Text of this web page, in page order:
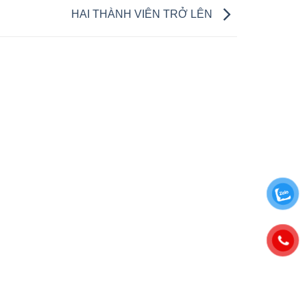
HAI THÀNH VIÊN TRỞ LÊN